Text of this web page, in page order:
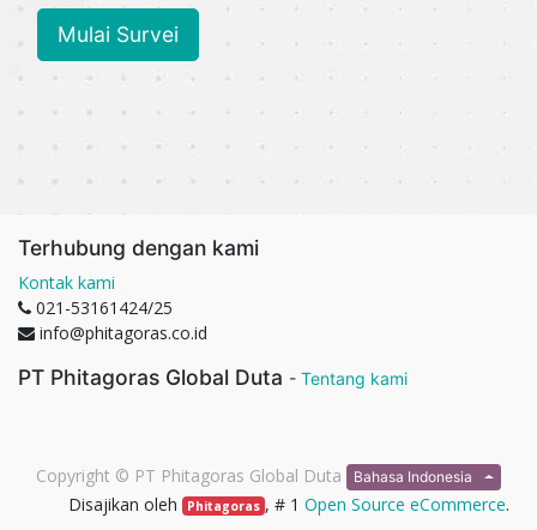
Mulai Survei
Terhubung dengan kami
Kontak kami
021-53161424/25
info@phitagoras.co.id
PT Phitagoras Global Duta - Tentang kami
Copyright © PT Phitagoras Global Duta Bahasa Indonesia
Disajikan oleh Phitagoras , # 1 Open Source eCommerce.